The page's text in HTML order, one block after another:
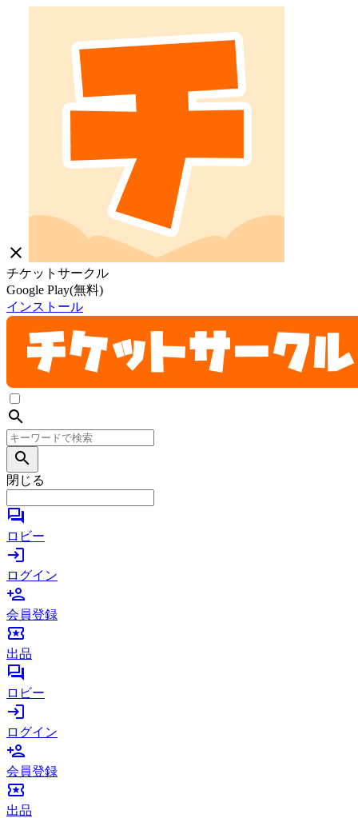
close
チケットサークル
Google Play(無料)
インストール
search
search
閉じる
forum
ロビー
login
ログイン
person_add
会員登録
local_activity
出品
forum
ロビー
login
ログイン
person_add
会員登録
local_activity
出品